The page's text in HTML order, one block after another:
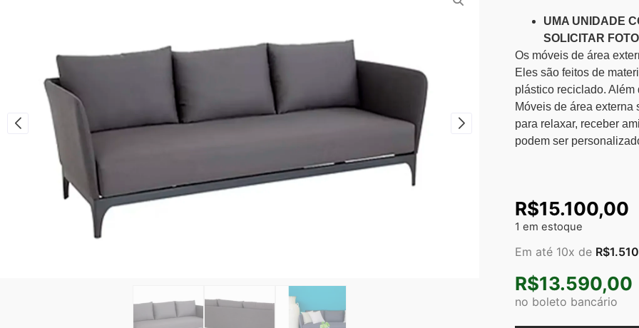
UMA UNIDADE
SOLICITAR
Os móveis de área
Eles são feitos de
plástico reciclado. Além
Móveis de área
para relaxar, receber
podem ser
R$15.100,00
1 em estoque
Em até 10x de R$
R$13.590,00
no boleto bancário